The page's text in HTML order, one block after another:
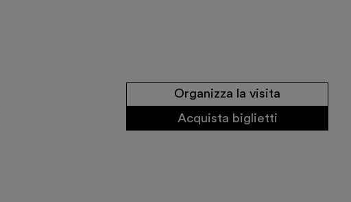
Organizza la visita
Acquista biglietti